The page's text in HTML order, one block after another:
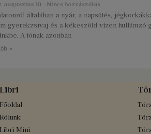
augusztus 10. Nincs hozzászólás
általában a nyár, a napsütés,
gyerekzsivaj és a kékeszöld vízen hullámzó
A tónak azonban
»
Libri
Főoldal
Rólunk
Libri Mini